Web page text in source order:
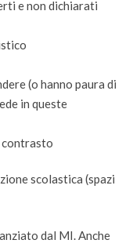
e non dichiarati
(o hanno paura di
in queste
contrasto
scolastica (spazi
dal MI. Anche